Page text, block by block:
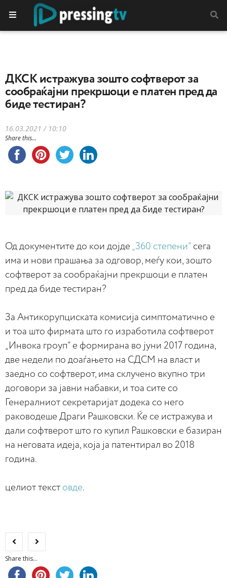
ДКСК истражува зошто софтверот за
сообраќајни прекршоци е платен пред да
биде тестиран?
16.03.2021 / 10:10
Share this...
Од документите до кои дојде „360 степени“ сега
има и нови прашања за одговор, меѓу кои, зошто
софтверот за сообраќајни прекршоци е платен
пред да биде тестиран?
За Антикорупциската комисија симптоматично е
и тоа што фирмата што го изработила софтверот
„Инвока гроуп“ е формирана во јуни 2017 година,
две недели по доаѓањето на СДСМ на власт и
заедно со софтверот, има склучено вкупно три
договори за јавни набавки, и тоа сите со
Генералниот секретаријат додека со него
раководеше Драги Рашковски. Ќе се истражува и
дали софтверот што го купил Рашковски е базиран
на неговата идеја, која ја патентирал во 2018
година.
целиот текст овде.
Share this...